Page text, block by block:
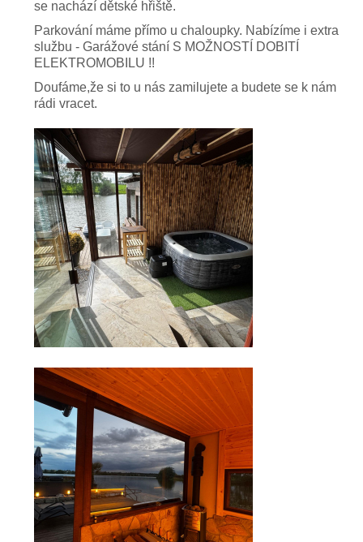
se nachází dětské hřiště.
Parkování máme přímo u chaloupky. Nabízíme i extra
službu - Garážové stání S MOŽNOSTÍ DOBITÍ
ELEKTROMOBILU !!
Doufáme,že si to u nás zamilujete a budete se k nám
rádi vracet.